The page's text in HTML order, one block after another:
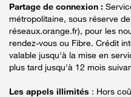
Partage de connexion :
métropolitaine, sous réserve
réseaux.orange.fr), pour les
rendez-vous ou Fibre. Crédit
valable jusqu'à la mise en
plus tard jusqu'à 12 mois
Les appels illimités : Hors